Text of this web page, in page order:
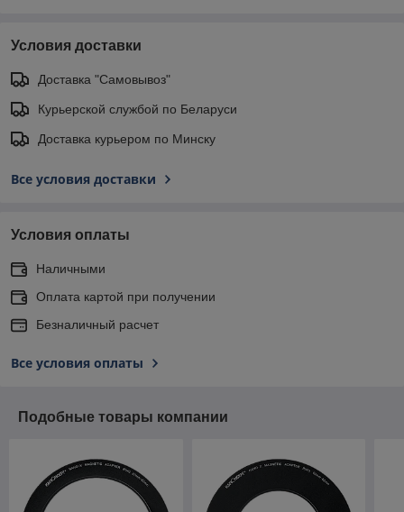
Условия доставки
Доставка "Самовывоз"
Курьерской службой по Беларуси
Доставка курьером по Минску
Все условия доставки
Условия оплаты
Наличными
Оплата картой при получении
Безналичный расчет
Все условия оплаты
Подобные товары компании